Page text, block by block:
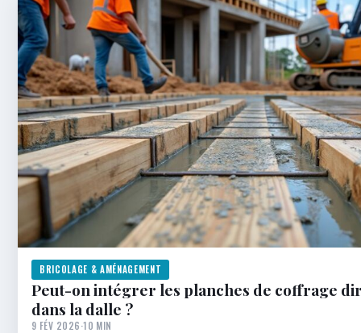
BRICOLAGE & AMÉNAGEMENT
Peut-on intégrer les planches de coffrage
dans la dalle ?
9 FÉV 2026·10 MIN